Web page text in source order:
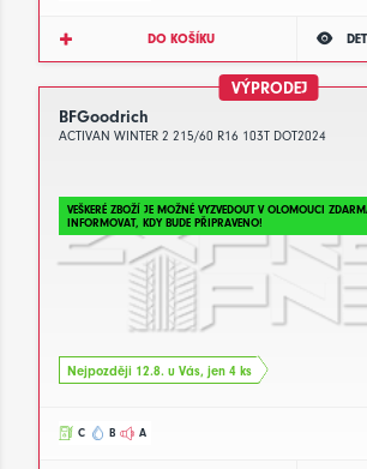
DO KOŠÍKU
VÝPRODEJ
BFGoodrich
ACTIVAN WINTER 2 215/60 R16 103T DOT2024
VEŠKERÉ ZBOŽÍ JE MOŽNÉ VYZVEDOUT V OLOMOUCI
INFORMOVAT, KDY BUDE PŘIPRAVENO!
Nejpozději 12.8. u Vás, jen 4 ks
C B A